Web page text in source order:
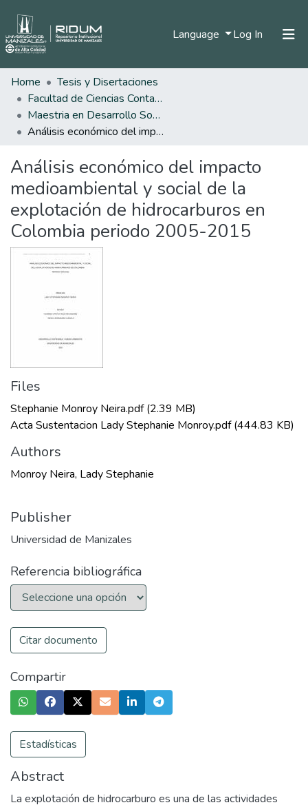
Language Log In (current)
Statistics
Home
Tesis y Disertaciones
Facultad de Ciencias Contables Económicas y Administrativas
Maestria en Desarrollo Sostenible y Medio Ambiente
Análisis económico del impacto medioambiental y social de la explotación de hidrocarburos en Colombia periodo 2005-2015
Análisis económico del impacto
medioambiental y social de la
explotación de hidrocarburos en
Colombia periodo 2005-2015
Files
Stephanie Monroy Neira.pdf(2.39 MB)
Acta Sustentacion Lady Stephanie Monroy.pdf(444.83 KB)
Authors
Monroy Neira, Lady Stephanie
Publisher
Universidad de Manizales
Referencia bibliográfica
Citar documento
Compartir
Estadísticas
Abstract
La explotación de hidrocarburo es una de las actividades